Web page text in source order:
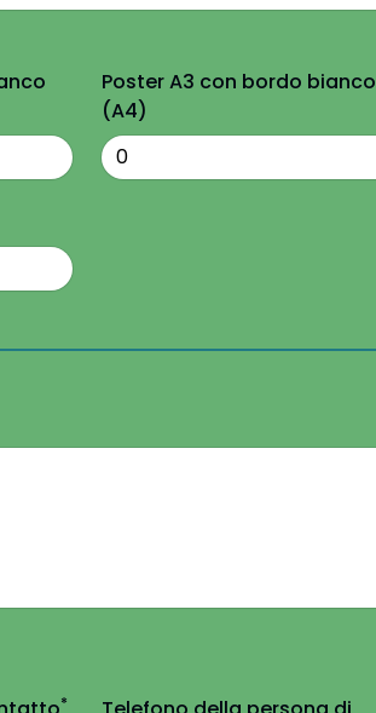
Poster A3 con bordo bianco
(A4)
*